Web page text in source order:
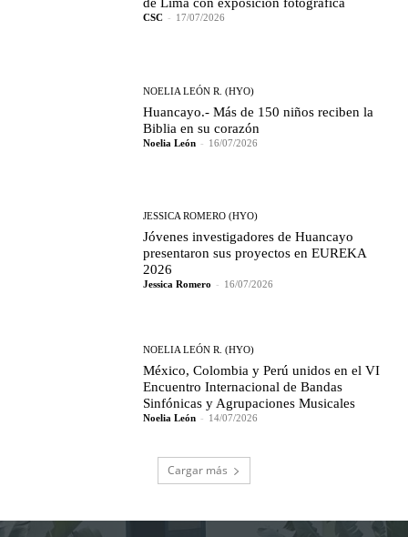
de Lima con exposición fotográfica
CSC - 17/07/2026
NOELIA LEÓN R. (HYO)
Huancayo.- Más de 150 niños reciben la
Biblia en su corazón
Noelia León - 16/07/2026
JESSICA ROMERO (HYO)
Jóvenes investigadores de Huancayo
presentaron sus proyectos en EUREKA
2026
Jessica Romero - 16/07/2026
NOELIA LEÓN R. (HYO)
México, Colombia y Perú unidos en el VI
Encuentro Internacional de Bandas
Sinfónicas y Agrupaciones Musicales
Noelia León - 14/07/2026
Cargar más